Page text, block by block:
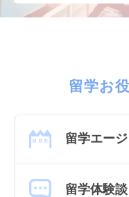
留学お
留学エー
留学体験談